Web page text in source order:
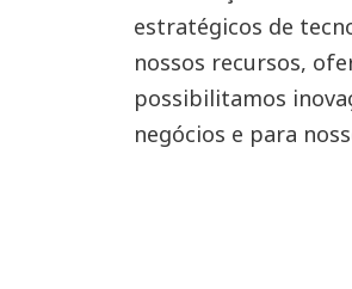
estratégicos de
nossos recursos,
possibilitamos
negócios e para